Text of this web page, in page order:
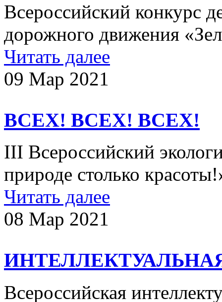
Всероссийский конкурс
дорожного движения
Читать далее
09 Мар 2021
ВСЕХ! ВСЕХ! ВСЕХ!
III Всероссийский
природе столько
Читать далее
08 Мар 2021
Всероссийская